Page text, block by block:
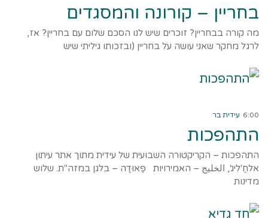
בחריין – קורונה והמסגדים
מה קורה בבחריין? זוכרים שיש לנו הסכם שלום עם בחריין? אז,
לרגל מחקר שאני עושה על בחריין (ובזכותו גיליתי שיש
6:00 עידית בר
התהפכות
התהפכות – הקריקטורה השבועית של עידית מתוך אתר עיתון
אלחַ'לִיג', الخليج – האמירויות פַאוּדַה – בלגן במזה"ת. שלוש
מדינות